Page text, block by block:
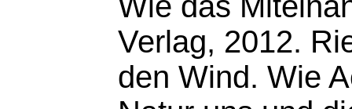
Verlag, 2012.
den Wind. Wie